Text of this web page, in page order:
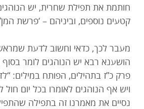
חותמת את תפילת שחרית, יש
קטעים נוספים, וביניהם – ‘פרשת המן’,
מעבר לכך, כדאי וחשוב לדעת
הושענא רבא יש הנוהגים לומר
פרק כ”ז בתהילים, הפותח במילים:
ויש אף הנוהגים לאומרו בכל יום
נסיים את מאמרנו זה בתפילה